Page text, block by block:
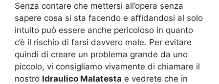
Senza contare che mettersi all’opera senza
sapere cosa si sta facendo e affidandosi al solo
intuito può essere anche pericoloso in quanto
c’è il rischio di farsi davvero male. Per evitare
quindi di creare un problema grande da uno
piccolo, vi consigliamo vivamente di chiamare il
nostro Idraulico Malatesta e vedrete che in